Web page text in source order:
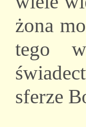
żona
tego
sferze